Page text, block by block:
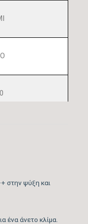
στην ψύξη και
ένα άνετο κλίμα.